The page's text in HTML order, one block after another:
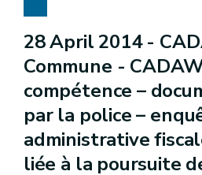
28 April 2014 -
Commune -
compétence –
par la police –
administrative
liée à la poursuite